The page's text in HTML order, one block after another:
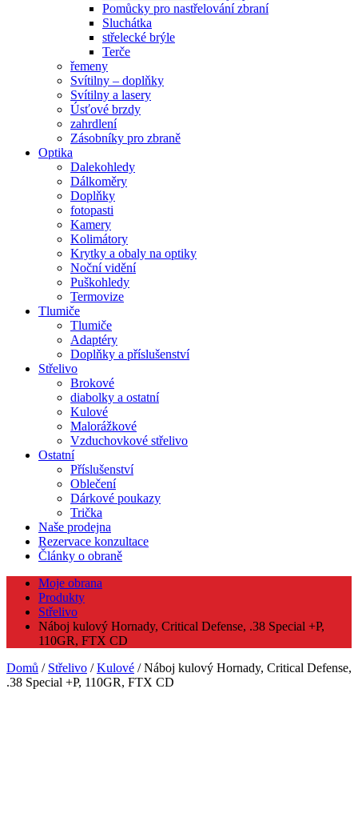
Pomůcky pro nastřelování zbraní
Sluchátka
střelecké brýle
Terče
řemeny
Svítilny – doplňky
Svítilny a lasery
Úsťové brzdy
zahrdlení
Zásobníky pro zbraně
Optika
Dalekohledy
Dálkoměry
Doplňky
fotopasti
Kamery
Kolimátory
Krytky a obaly na optiky
Noční vidění
Puškohledy
Termovize
Tlumiče
Tlumiče
Adaptéry
Doplňky a příslušenství
Střelivo
Brokové
diabolky a ostatní
Kulové
Malorážkové
Vzduchovkové střelivo
Ostatní
Příslušenství
Oblečení
Dárkové poukazy
Trička
Naše prodejna
Rezervace konzultace
Články o obraně
Moje obrana
Produkty
Střelivo
Náboj kulový Hornady, Critical Defense, .38 Special +P,
110GR, FTX CD
Domů / Střelivo /Kulové / Náboj kulový Hornady, Critical Defense,
.38 Special +P, 110GR, FTX CD